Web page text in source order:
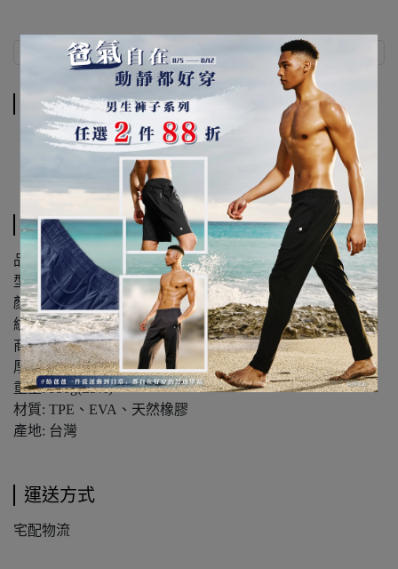
商品介紹 運送方式
商品介紹
規格說明
品名: MUKASA TPE摺疊瑜珈墊(12摺)
型號: MUK-23141
顏色: 冰湖藍
紋路: 孔雀紋
商品規格: 180*60cm(±1cm)
厚度: 6mm
重量: 950g(±5%)
材質: TPE、EVA、天然橡膠
產地: 台灣
運送方式
宅配物流